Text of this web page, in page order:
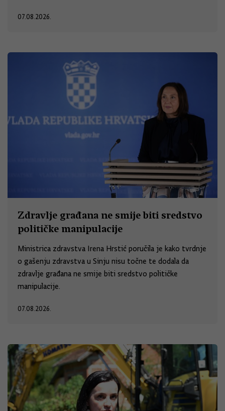
07.08.2026.
Zdravlje građana ne smije biti sredstvo
političke manipulacije
Ministrica zdravstva Irena Hrstić poručila je kako tvrdnje
o gašenju zdravstva u Sinju nisu točne te dodala da
zdravlje građana ne smije biti sredstvo političke
manipulacije.
07.08.2026.